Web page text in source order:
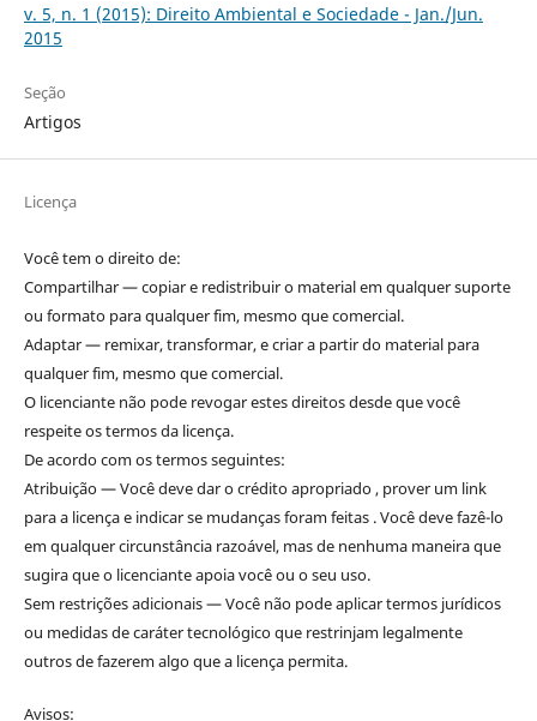
v. 5, n. 1 (2015): Direito Ambiental e Sociedade - Jan./Jun.
2015
Seção
Artigos
Licença
Você tem o direito de:
Compartilhar — copiar e redistribuir o material em qualquer suporte
ou formato para qualquer fim, mesmo que comercial.
Adaptar — remixar, transformar, e criar a partir do material para
qualquer fim, mesmo que comercial.
O licenciante não pode revogar estes direitos desde que você
respeite os termos da licença.
De acordo com os termos seguintes:
Atribuição — Você deve dar o crédito apropriado , prover um link
para a licença e indicar se mudanças foram feitas . Você deve fazê-lo
em qualquer circunstância razoável, mas de nenhuma maneira que
sugira que o licenciante apoia você ou o seu uso.
Sem restrições adicionais — Você não pode aplicar termos jurídicos
ou medidas de caráter tecnológico que restrinjam legalmente
outros de fazerem algo que a licença permita.
Avisos: